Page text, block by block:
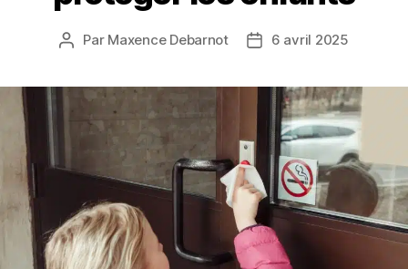
Auteur
Par Maxence Debarnot
Date6 avril 2025